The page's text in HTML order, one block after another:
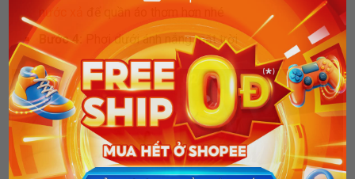
nước xả
để quần áo thơm hơn nhé
Bước 4: Phơi dưới ánh nắng mặt trời